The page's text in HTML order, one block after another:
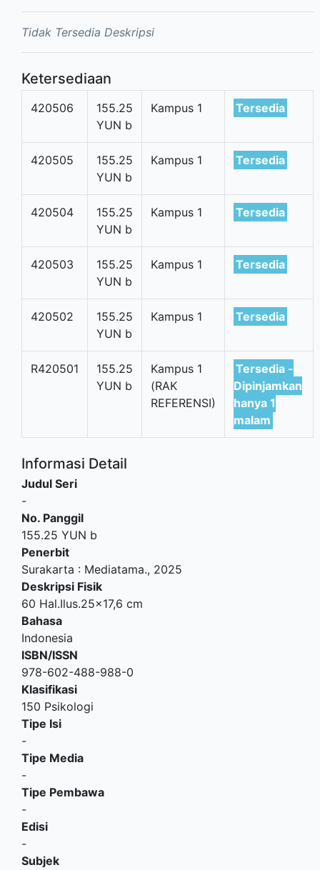
Tidak Tersedia Deskripsi
Ketersediaan
420506
155.25
YUN b
Kampus 1 Tersedia
420505
155.25
YUN b
Kampus 1 Tersedia
420504
155.25
YUN b
Kampus 1 Tersedia
420503
155.25
YUN b
Kampus 1 Tersedia
420502
155.25
YUN b
Kampus 1 Tersedia
R420501
155.25
YUN b
Kampus 1
(RAK
REFERENSI)
Tersedia -
Dipinjamkan
hanya 1
malam
Informasi Detail
Judul Seri
-
No. Panggil
155.25 YUN b
Penerbit
Surakarta : Mediatama., 2025
Deskripsi Fisik
60 Hal.Ilus.25x17,6 cm
Bahasa
Indonesia
ISBN/ISSN
978-602-488-988-0
Klasifikasi
150 Psikologi
Tipe Isi
-
Tipe Media
-
Tipe Pembawa
-
Edisi
-
Subjek